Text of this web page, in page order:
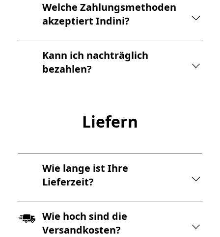
Welche Zahlungsmethoden
akzeptiert Indini?
Kann ich nachträglich
bezahlen?
Liefern
Wie lange ist Ihre
Lieferzeit?
Wie hoch sind die
Versandkosten?